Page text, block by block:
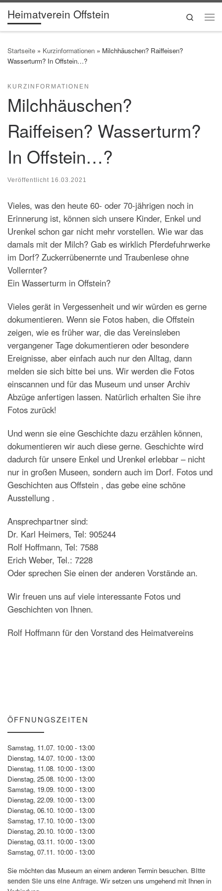
Zum Inhalt springen
Heimatverein Offstein
Search
Startseite » Kurzinformationen » Milchhäuschen? Raiffeisen?
Wasserturm? In Offstein…?
KURZINFORMATIONEN
Milchhäuschen?
Raiffeisen? Wasserturm?
In Offstein…?
Veröffentlicht 16.03.2021
Vieles, was den heute 60- oder 70-jährigen noch in
Erinnerung ist, können sich unsere Kinder, Enkel und
Urenkel schon gar nicht mehr vorstellen. Wie war das
damals mit der Milch? Gab es wirklich Pferdefuhrwerke
im Dorf? Zuckerrübenernte und Traubenlese ohne
Vollernter?
Ein Wasserturm in Offstein?
Vieles gerät in Vergessenheit und wir würden es gerne
dokumentieren. Wenn sie Fotos haben, die Offstein
zeigen, wie es früher war, die das Vereinsleben
vergangener Tage dokumentieren oder besondere
Ereignisse, aber einfach auch nur den Alltag, dann
melden sie sich bitte bei uns. Wir werden die Fotos
einscannen und für das Museum und unser Archiv
Abzüge anfertigen lassen. Natürlich erhalten Sie ihre
Fotos zurück!
Und wenn sie eine Geschichte dazu erzählen können,
dokumentieren wir auch diese gerne. Geschichte wird
dadurch für unsere Enkel und Urenkel erlebbar – nicht
nur in großen Museen, sondern auch im Dorf. Fotos und
Geschichten aus Offstein , das gebe eine schöne
Ausstellung .
Ansprechpartner sind:
Dr. Karl Heimers, Tel: 905244
Rolf Hoffmann, Tel: 7588
Erich Weber, Tel.: 7228
Oder sprechen Sie einen der anderen Vorstände an.
Wir freuen uns auf viele interessante Fotos und
Geschichten von Ihnen.
Rolf Hoffmann für den Vorstand des Heimatvereins
ÖFFNUNGSZEITEN
Samstag, 11.07. 10:00 - 13:00
Dienstag, 14.07. 10:00 - 13:00
Dienstag, 11.08. 10:00 - 13:00
Dienstag, 25.08. 10:00 - 13:00
Samstag, 19.09. 10:00 - 13:00
Dienstag, 22.09. 10:00 - 13:00
Dienstag, 06.10. 10:00 - 13:00
Samstag, 17.10. 10:00 - 13:00
Dienstag, 20.10. 10:00 - 13:00
Dienstag, 03.11. 10:00 - 13:00
Samstag, 07.11. 10:00 - 13:00
Sie möchten das Museum an einem anderen Termin besuchen. Bitte
senden Sie uns eine Anfrage. Wir setzen uns umgehend mit Ihnen in